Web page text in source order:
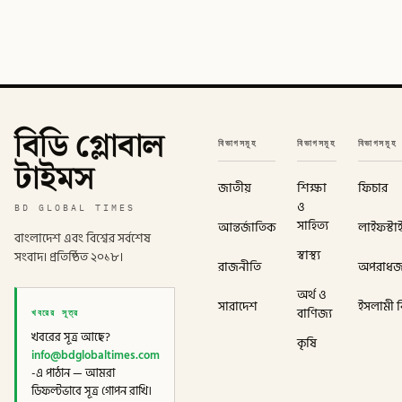
বিডি গ্লোবাল
টাইমস
BD GLOBAL TIMES
বাংলাদেশ এবং বিশ্বের সর্বশেষ
সংবাদ। প্রতিষ্ঠিত ২০১৮।
খবরের সূত্র
খবরের সূত্র আছে?
info@bdglobaltimes.com
-এ পাঠান — আমরা
ডিফল্টভাবে সূত্র গোপন রাখি।
বিভাগসমূহ
জাতীয়
আন্তর্জাতিক
রাজনীতি
সারাদেশ
বিভাগসমূহ
শিক্ষা
ও
সাহিত্য
স্বাস্থ্য
অর্থ ও
বাণিজ্য
কৃষি
বিভাগসমূহ
ফিচার
ইসলামী